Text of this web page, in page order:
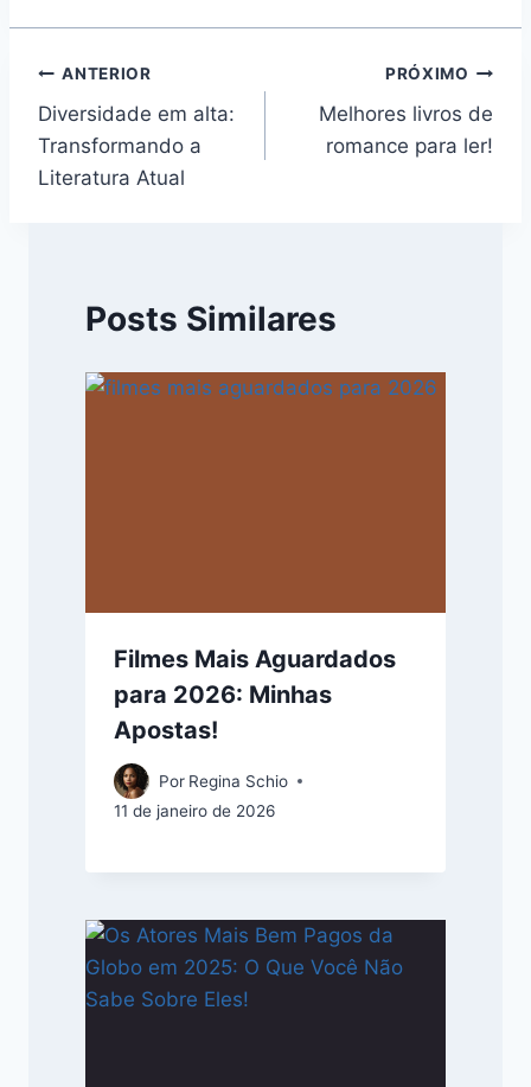
Navegação
de
Post
ANTERIOR
Diversidade em alta:
Transformando a
Literatura Atual
PRÓXIMO
Melhores livros de
romance para ler!
Posts Similares
Filmes Mais Aguardados
para 2026: Minhas
Apostas!
Por Regina Schio
11 de janeiro de 2026